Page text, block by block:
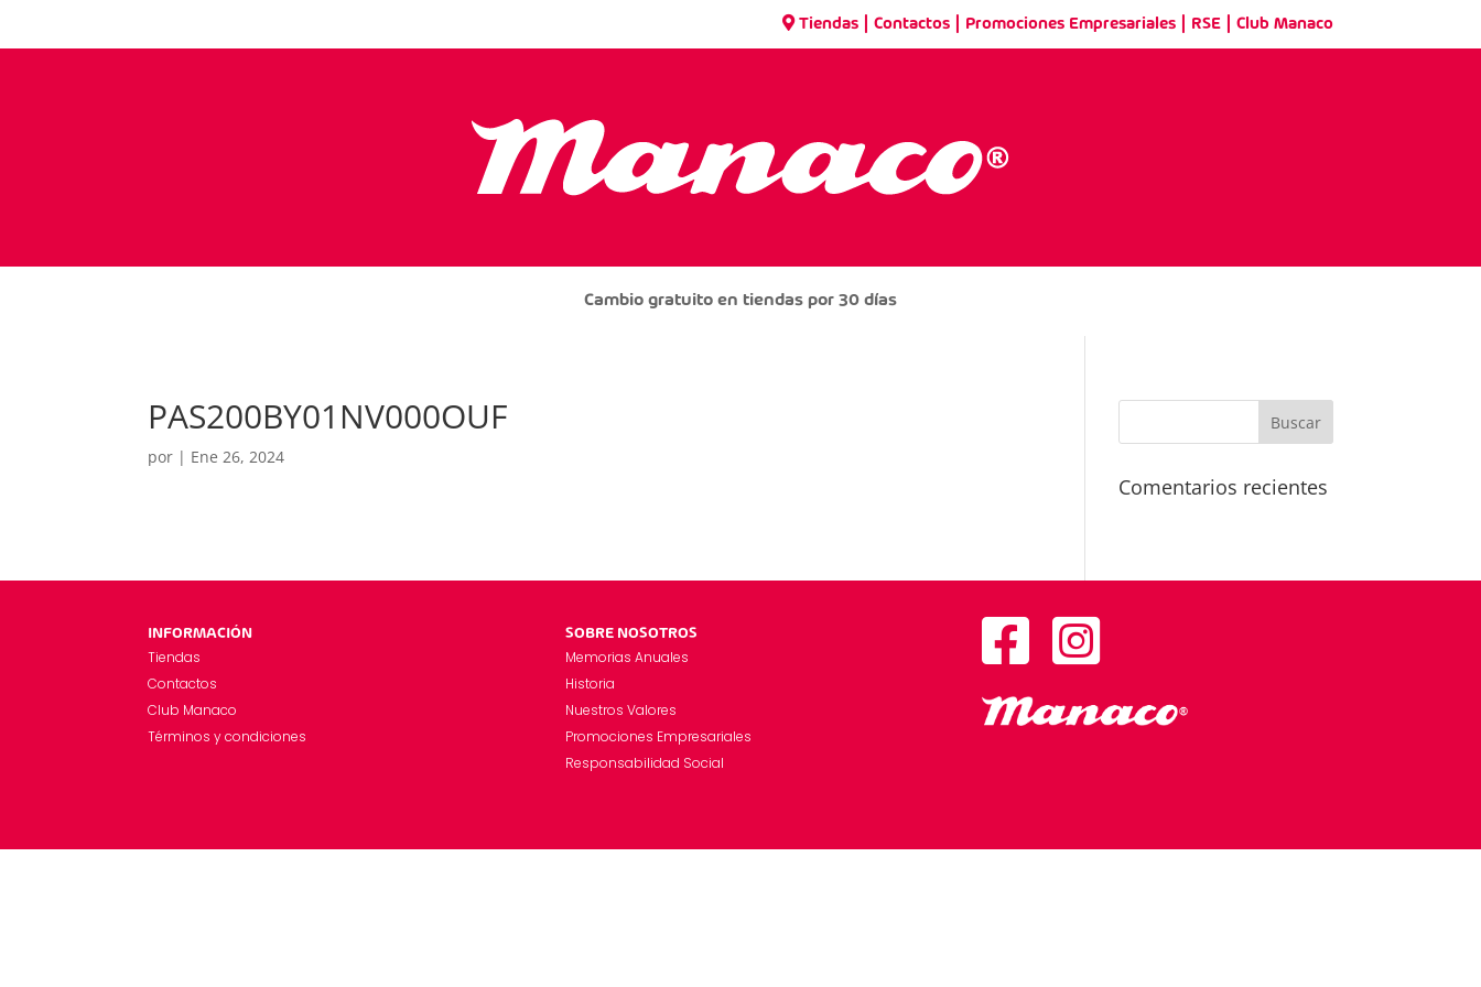
Tiendas| Contactos| Promociones Empresariales| RSE| Club Manaco
Cambio gratuito en tiendas por 30 días
PAS200BY01NV000OUF
por | Ene 26, 2024
Comentarios recientes
INFORMACIÓN
Tiendas
Contactos
Club Manaco
Términos y condiciones
SOBRE NOSOTROS
Memorias Anuales
Historia
Nuestros Valores
Promociones Empresariales
Responsabilidad Social